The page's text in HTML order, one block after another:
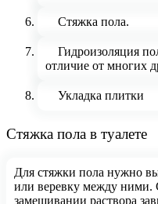
Стяжка пола.
Гидроизоляция
отличие от многих
Укладка плитки
Стяжка пола в туалете
Для стяжки пола нужно
или веревку между ними.
замешивании раствора